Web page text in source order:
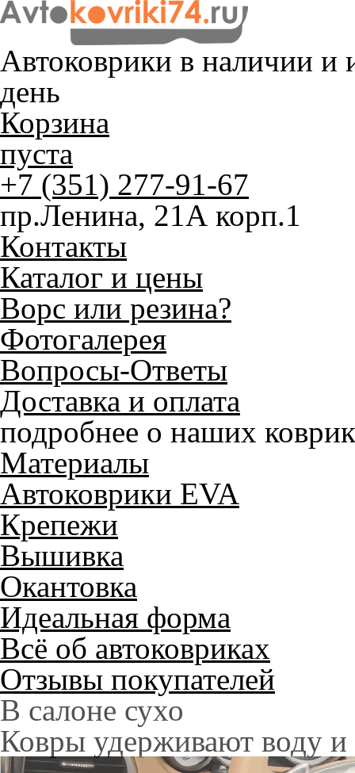
Автоковрики в наличии и
день
Корзина
пуста
+7 (351) 277-91-67
пр.Ленина, 21А корп.1
Контакты
Каталог и цены
Ворс или резина?
Фотогалерея
Вопросы-Ответы
Доставка и оплата
подробнее о наших
Материалы
Автоковрики EVA
Крепежи
Вышивка
Окантовка
Идеальная форма
Всё об автоковриках
Отзывы покупателей
Служат до 10 лет
Только качественные